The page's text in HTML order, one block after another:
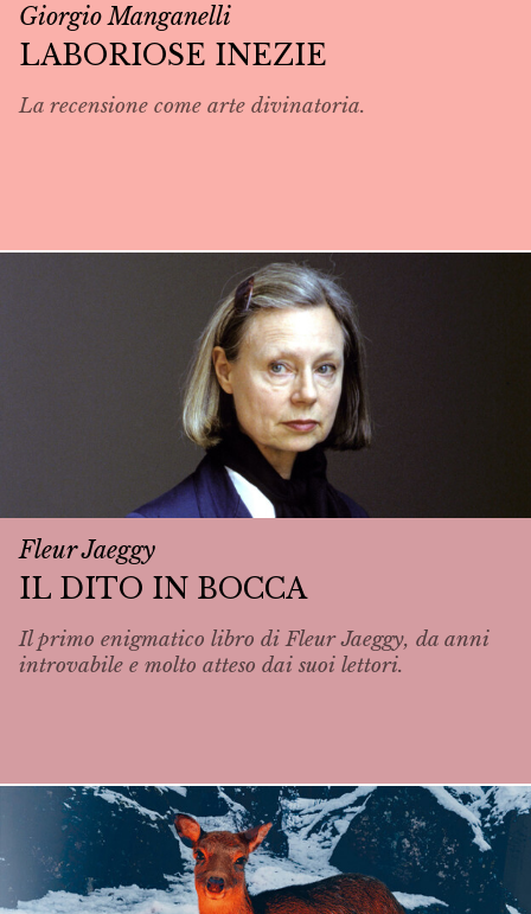
Giorgio Manganelli
LABORIOSE INEZIE
La recensione come arte divinatoria.
Fleur Jaeggy
IL DITO IN BOCCA
Il primo enigmatico libro di Fleur Jaeggy, da anni
introvabile e molto atteso dai suoi lettori.